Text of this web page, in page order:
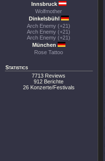
Innsbruck
Wolfmother
Dinkelsbühl
Arch Enemy (+21)
Arch Enemy (+21)
Arch Enemy (+21)
München
Rose Tattoo
Statistics
7713 Reviews
912 Berichte
26 Konzerte/Festivals